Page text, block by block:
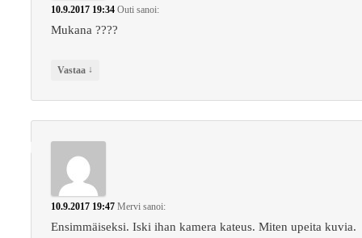
10.9.2017 19:34 Outi sanoi:
Mukana ????
Vastaa ↓
10.9.2017 19:47 Mervi sanoi:
Ensimmäiseksi. Iski ihan kamera kateus. Miten upeita kuvia.